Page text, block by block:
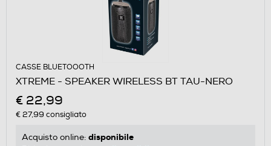
CASSE BLUETOOOTH
XTREME - SPEAKER WIRELESS BT TAU-NERO
€ 22,99
€ 27,99 consigliato
Acquisto online: disponibile